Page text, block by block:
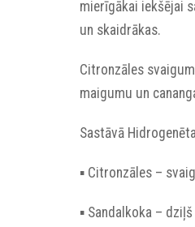
mierīgākai iekšējai
un skaidrākas.
Citronzāles
maigumu un
Sastāvā
▪︎ Citronzāles –
▪︎ Sandalkoka –